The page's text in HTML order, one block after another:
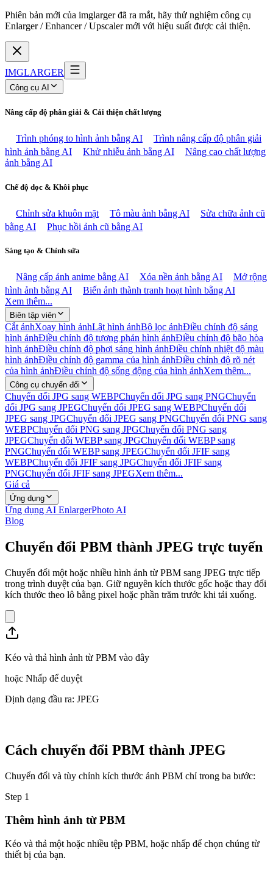
Phiên bản mới của imglarger đã ra mắt, hãy thử nghiệm công cụ
Enlarger / Enhancer / Upscaler mới với hiệu suất được cải thiện.
IMGLARGER
Công cụ AI
Nâng cấp độ phân giải & Cải thiện chất lượng
Trình phóng to hình ảnh bằng AI
Trình nâng cấp độ phân giải
hình ảnh bằng AI
Khử nhiễu ảnh bằng AI
Nâng cao chất lượng
ảnh bằng AI
Chế độ dọc & Khôi phục
Chỉnh sửa khuôn mặt Tô màu ảnh bằng AI
Sửa chữa ảnh cũ
bằng AI
Phục hồi ảnh cũ bằng AI
Sáng tạo & Chỉnh sửa
Nâng cấp ảnh anime bằng AI Xóa nền ảnh bằng AI
Mở rộng
hình ảnh bằng AI
Biến ảnh thành tranh hoạt hình bằng AI
Xem thêm...
Biên tập viên
Cắt ảnhXoay hình ảnhLật hình ảnhBộ lọc ảnhĐiều chỉnh độ sáng
hình ảnhĐiều chỉnh độ tương phản hình ảnhĐiều chỉnh độ bão hòa
hình ảnhĐiều chỉnh độ phơi sáng hình ảnhĐiều chỉnh nhiệt độ màu
hình ảnhĐiều chỉnh độ gamma của hình ảnhĐiều chỉnh độ rõ nét
của hình ảnhĐiều chỉnh độ sống động của hình ảnhXem thêm...
Công cụ chuyển đổi
Chuyển đổi JPG sang WEBPChuyển đổi JPG sang PNGChuyển
đổi JPG sang JPEGChuyển đổi JPEG sang WEBPChuyển đổi
JPEG sang JPGChuyển đổi JPEG sang PNGChuyển đổi PNG sang
WEBPChuyển đổi PNG sang JPGChuyển đổi PNG sang
JPEGChuyển đổi WEBP sang JPGChuyển đổi WEBP sang
PNGChuyển đổi WEBP sang JPEGChuyển đổi JFIF sang
WEBPChuyển đổi JFIF sang JPGChuyển đổi JFIF sang
PNGChuyển đổi JFIF sang JPEGXem thêm...
Giá cả
Ứng dụng
Ứng dụng AI EnlargerPhoto AI
Blog
Chuyển đổi PBM thành JPEG trực tuyến
Chuyển đổi một hoặc nhiều hình ảnh từ PBM sang JPEG trực tiếp
trong trình duyệt của bạn. Giữ nguyên kích thước gốc hoặc thay đổi
kích thước theo lô bằng pixel hoặc phần trăm trước khi tải xuống.
Kéo và thả hình ảnh từ PBM vào đây
hoặc Nhấp để duyệt
Định dạng đầu ra: JPEG
Cách chuyển đổi PBM thành JPEG
Chuyển đổi và tùy chỉnh kích thước ảnh PBM chỉ trong ba bước:
Step 1
Thêm hình ảnh từ PBM
Kéo và thả một hoặc nhiều tệp PBM, hoặc nhấp để chọn chúng từ
thiết bị của bạn.